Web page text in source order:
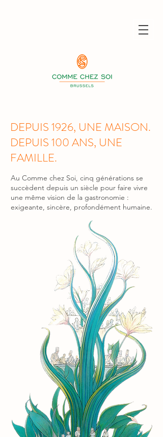
DEPUIS 1926, UNE MAISON.
DEPUIS 100 ANS, UNE
FAMILLE.
Au Comme chez Soi, cinq générations se
succèdent depuis un siècle pour faire vivre
une même vision de la gastronomie :
exigeante, sincère, profondément humaine.